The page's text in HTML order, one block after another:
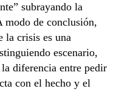
subrayando la
modo de conclusión,
la crisis es una
escenario,
diferencia entre pedir
con el hecho y el